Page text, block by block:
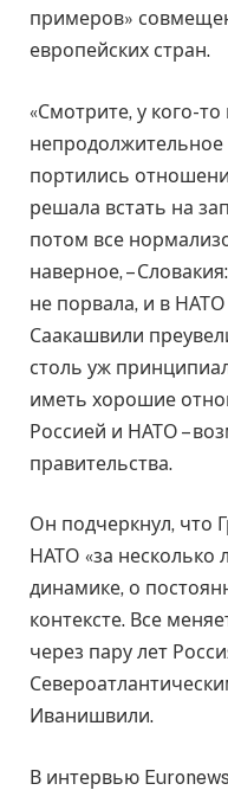
примеров»
европейских стран.
«Смотрите, у кого-то
портились
решала встать на
потом все
наверное, –
не порвала, и в
Саакашвили
столь уж
иметь хорошие
Россией и НАТО –
правительства.
Он подчеркнул, что
НАТО «за несколько
динамике, о
контексте. Все
через пару лет
Иванишвили.
В интервью